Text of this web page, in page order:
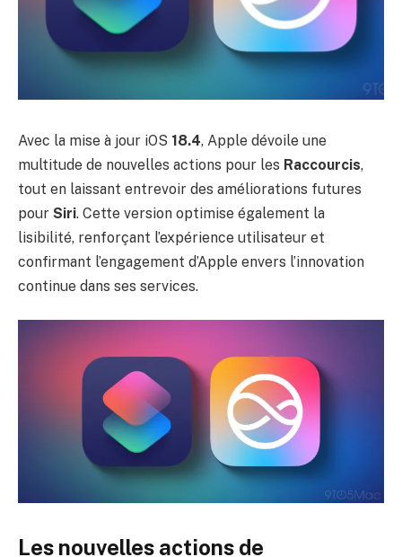
Avec la mise à jour iOS 18.4, Apple dévoile une
multitude de nouvelles actions pour les Raccourcis,
tout en laissant entrevoir des améliorations futures
pour Siri. Cette version optimise également la
lisibilité, renforçant l’expérience utilisateur et
confirmant l’engagement d’Apple envers l’innovation
continue dans ses services.
Les nouvelles actions de